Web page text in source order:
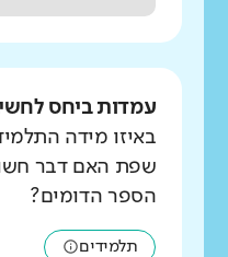
עמדות ביחס
באיזו מידה
שפת האם דבר
הספר הדומים?
תלמידים